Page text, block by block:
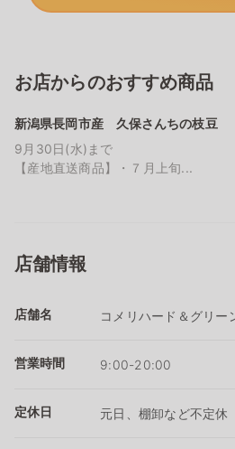
お店からのおすすめ商品
新潟県長岡市産 久保さんちの枝豆
9月30日(水)まで
【産地直送商品】・７月上旬...
店舗情報
店舗名 コメリハード＆グリー
営業時間 9:00-20:00
定休日 元日、棚卸など不定休